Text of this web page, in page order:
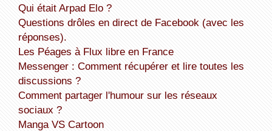
Qui était Arpad Elo ?
Questions drôles en direct de Facebook (avec les
réponses).
Les Péages à Flux libre en France
Messenger : Comment récupérer et lire toutes les
discussions ?
Comment partager l'humour sur les réseaux
sociaux ?
Manga VS Cartoon